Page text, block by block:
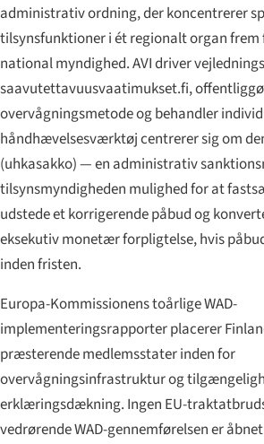
administrativ ordning, der koncentrerer
tilsynsfunktioner i ét regionalt organ frem
national myndighed. AVI driver
saavutettavuusvaatimukset.fi,
overvågningsmetode og behandler
håndhævelsesværktøj centrerer sig om
(uhkasakko) — en administrativ
tilsynsmyndigheden mulighed for at
udstede et korrigerende påbud og
eksekutiv monetær forpligtelse, hvis
inden fristen.
Europa-Kommissionens toårlige WAD-
implementeringsrapporter placerer
præsterende medlemsstater inden for
overvågningsinfrastruktur og
erklæringsdækning. Ingen EU-
vedrørende WAD-gennemførelsen er